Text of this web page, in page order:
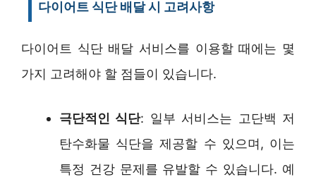
다이어트 식단 배달 시 고려사항
다이어트 식단 배달 서비스를 이용할 때에는 몇
가지 고려해야 할 점들이 있습니다.
극단적인 식단: 일부 서비스는 고단백 저
탄수화물 식단을 제공할 수 있으며, 이는
특정 건강 문제를 유발할 수 있습니다. 예